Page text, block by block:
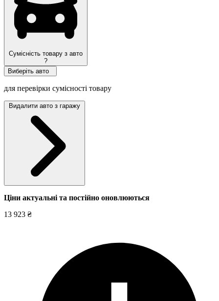
Сумісність товару з авто
?
Виберіть авто
для перевірки сумісності товару
Видалити авто з гаражу
Ціни актуальні та постійно оновлюються
13 923 ₴